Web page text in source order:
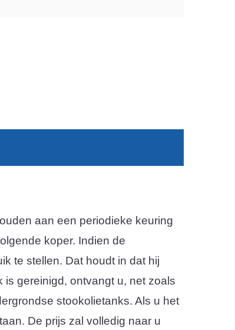
aan een periodieke keuring
koper. Indien de
te stellen. Dat houdt in dat hij
gereinigd, ontvangt u, net zoals
stookolietanks. Als u het
De prijs zal volledig naar u